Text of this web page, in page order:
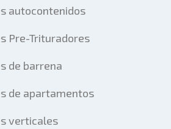
autocontenidos
Pre-Trituradores
de barrena
de apartamentos
verticales